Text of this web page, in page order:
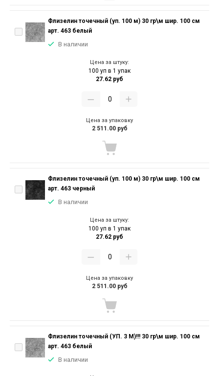
Флизелин точечный (уп. 100 м) 30 гр\м шир. 100 см
арт. 463 белый
В наличии
Цена за штуку:
100 уп в 1 упак
27.62 руб
Цена за упаковку
2 511.00 руб
Флизелин точечный (уп. 100 м) 30 гр\м шир. 100 см
арт. 463 черный
В наличии
Цена за штуку:
100 уп в 1 упак
27.62 руб
Цена за упаковку
2 511.00 руб
Флизелин точечный (УП. 3 М)!!! 30 гр\м шир. 100 см
арт. 463 белый
В наличии